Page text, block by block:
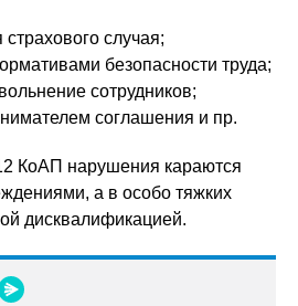
случая;
безопасности труда;
сотрудников;
соглашения и пр.
КоАП нарушения караются
а в особо тяжких
дисквалификацией.